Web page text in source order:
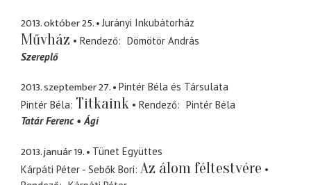
2013. október 25. Jurányi Inkubátorház
Művház Rendező
Dömötör András
Szereplő
2013. szeptember 27.
Pintér Béla és Társulata
Pintér Béla Titkaink Rendező
Pintér Béla
Tatár Ferenc
Ági
2013. január 19.
Tünet Együttes
Kárpáti Péter - Sebők Bori Az álom féltestvére